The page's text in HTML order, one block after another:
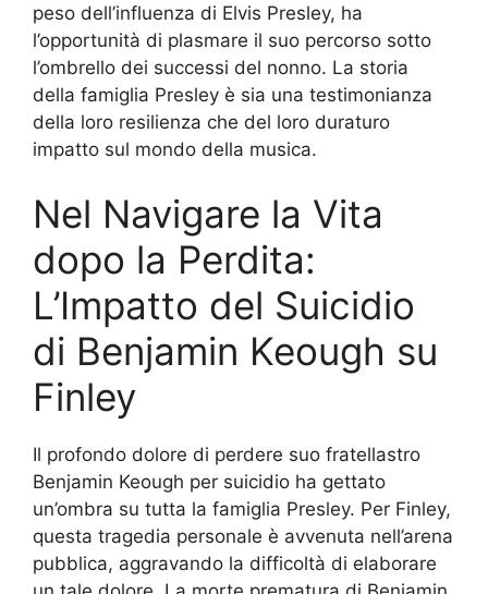
peso dell’influenza di Elvis Presley, ha
l’opportunità di plasmare il suo percorso sotto
l’ombrello dei successi del nonno. La storia
della famiglia Presley è sia una testimonianza
della loro resilienza che del loro duraturo
impatto sul mondo della musica.
Nel Navigare la Vita
dopo la Perdita:
L’Impatto del Suicidio
di Benjamin Keough su
Finley
Il profondo dolore di perdere suo fratellastro
Benjamin Keough per suicidio ha gettato
un’ombra su tutta la famiglia Presley. Per Finley,
questa tragedia personale è avvenuta nell’arena
pubblica, aggravando la difficoltà di elaborare